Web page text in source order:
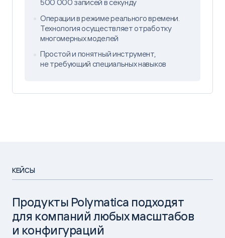
500 000 записей в секунду
Операции в режиме реального времени.
Технология осуществляет отработку
многомерных моделей
Простой и понятный инструмент,
не требующий специальных навыков
КЕЙСЫ
Продукты Polymatica подходят
для компаний любых масштабов
и конфигураций